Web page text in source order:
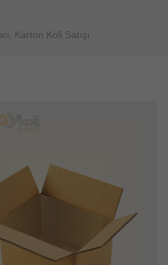
Karton Koli Satışı